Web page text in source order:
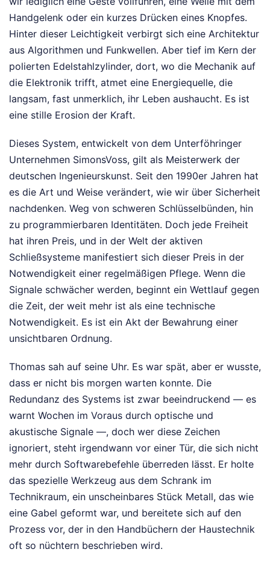
Handgelenk oder ein kurzes Drücken eines Knopfes.
Hinter dieser Leichtigkeit verbirgt sich eine Architektur
aus Algorithmen und Funkwellen. Aber tief im Kern der
polierten Edelstahlzylinder, dort, wo die Mechanik auf
die Elektronik trifft, atmet eine Energiequelle, die
langsam, fast unmerklich, ihr Leben aushaucht. Es ist
eine stille Erosion der Kraft.
Dieses System, entwickelt von dem Unterföhringer
Unternehmen SimonsVoss, gilt als Meisterwerk der
deutschen Ingenieurskunst. Seit den 1990er Jahren hat
es die Art und Weise verändert, wie wir über Sicherheit
nachdenken. Weg von schweren Schlüsselbünden, hin
zu programmierbaren Identitäten. Doch jede Freiheit
hat ihren Preis, und in der Welt der aktiven
Schließsysteme manifestiert sich dieser Preis in der
Notwendigkeit einer regelmäßigen Pflege. Wenn die
Signale schwächer werden, beginnt ein Wettlauf gegen
die Zeit, der weit mehr ist als eine technische
Notwendigkeit. Es ist ein Akt der Bewahrung einer
unsichtbaren Ordnung.
Thomas sah auf seine Uhr. Es war spät, aber er wusste,
dass er nicht bis morgen warten konnte. Die
Redundanz des Systems ist zwar beeindruckend — es
warnt Wochen im Voraus durch optische und
akustische Signale —, doch wer diese Zeichen
ignoriert, steht irgendwann vor einer Tür, die sich nicht
mehr durch Softwarebefehle überreden lässt. Er holte
das spezielle Werkzeug aus dem Schrank im
Technikraum, ein unscheinbares Stück Metall, das wie
eine Gabel geformt war, und bereitete sich auf den
Prozess vor, der in den Handbüchern der Haustechnik
oft so nüchtern beschrieben wird.